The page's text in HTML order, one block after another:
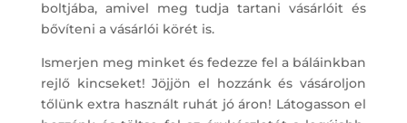
boltjába, amivel meg tudja tartani vásárlóit és
bővíteni a vásárlói körét is.
Ismerjen meg minket és fedezze fel a báláinkban
rejlő kincseket! Jöjjön el hozzánk és vásároljon
tőlünk extra használt ruhát jó áron! Látogasson el